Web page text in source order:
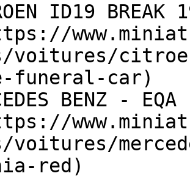
ID19 BREAK
voitures/
funeral-car)
BENZ -
red)